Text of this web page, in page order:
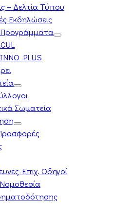
– Δελτία Τύπου
Εκδηλώσεις
PLUS
Σωματεία
Επιχ. Οδηγοί